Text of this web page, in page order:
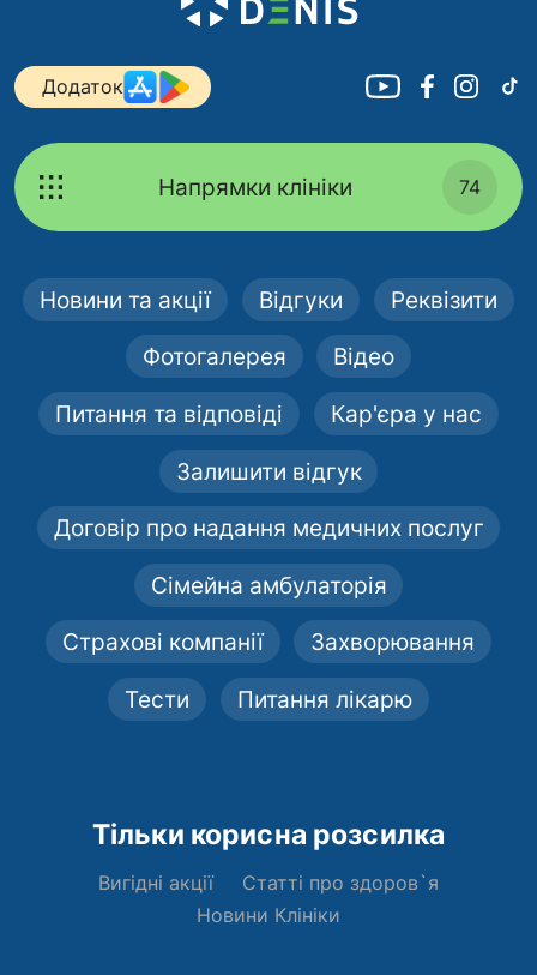
Додаток
Напрямки клініки 74
Новини та акції Відгуки Реквізити
Фотогалерея Відео
Питання та відповіді Кар'єра у нас
Залишити відгук
Договір про надання медичних послуг
Сімейна амбулаторія
Страхові компанії Захворювання
Тести Питання лікарю
Тільки корисна розсилка
Вигідні акції
Статті про здоров`я
Новини Клініки